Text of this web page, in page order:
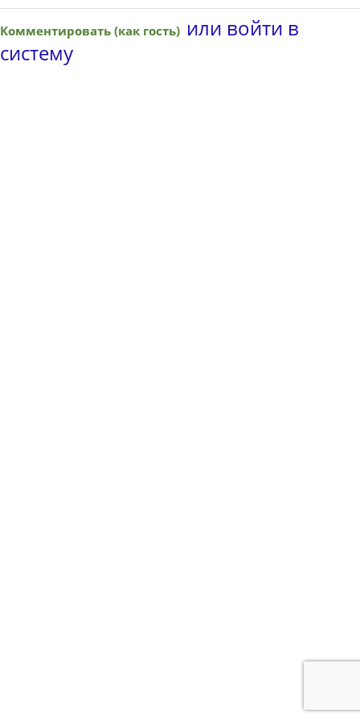
Комментировать (как гость) или войти в
систему